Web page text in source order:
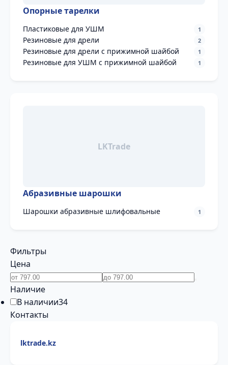
Опорные тарелки
Пластиковые для УШМ 1
Резиновые для дрели 2
Резиновые для дрели с прижимной шайбой 1
Резиновые для УШМ с прижимной шайбой 1
Абразивные шарошки
Шарошки абразивные шлифовальные 1
Фильтры
Цена
Наличие
В наличии34
Контакты
lktrade.kz